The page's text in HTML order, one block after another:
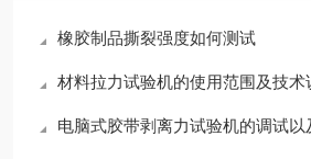
橡胶制品撕裂强度如何测试
材料拉力试验机的使用范围及技术
电脑式胶带剥离力试验机的调试以